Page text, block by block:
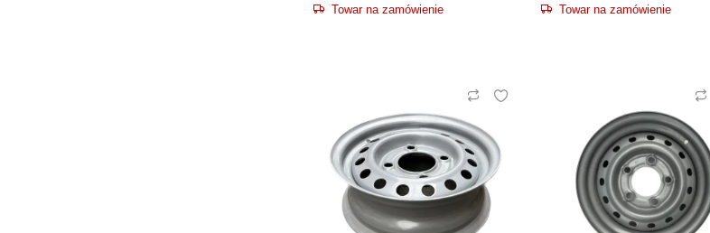
Towar na zamówienie Towar na zamówienie